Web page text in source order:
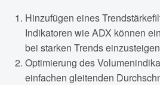
Hinzufügen eines
Indikatoren wie ADX können
bei starken Trends
Optimierung des
einfachen gleitenden